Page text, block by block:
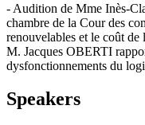
- Audition de Mme Inès-
chambre de la Cour des
renouvelables et le coût
M. Jacques OBERTI
dysfonctionnements du
Speakers